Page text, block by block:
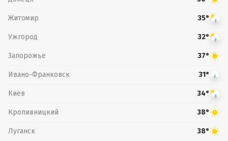
Житомир 35°
Ужгород 32°
Запорожье 37°
Ивано-Франковск 31°
Киев 34°
Кропивницкий 38°
Луганск 38°